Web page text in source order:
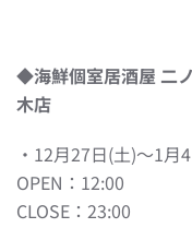
◆海鮮個室居酒屋 二
木店
・12月27日(土)～1
OPEN：12:00
CLOSE：23:00